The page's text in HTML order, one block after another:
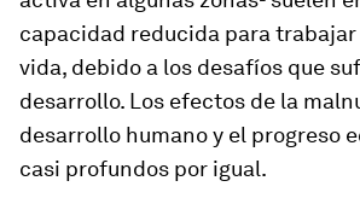
capacidad reducida para trabajar
vida, debido a los desafíos que
desarrollo. Los efectos de la
desarrollo humano y el progreso
casi profundos por igual.